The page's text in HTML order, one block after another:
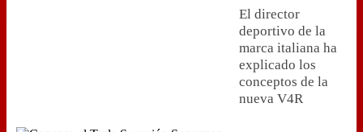
El director
deportivo de la
marca italiana ha
explicado los
conceptos de la
nueva V4R